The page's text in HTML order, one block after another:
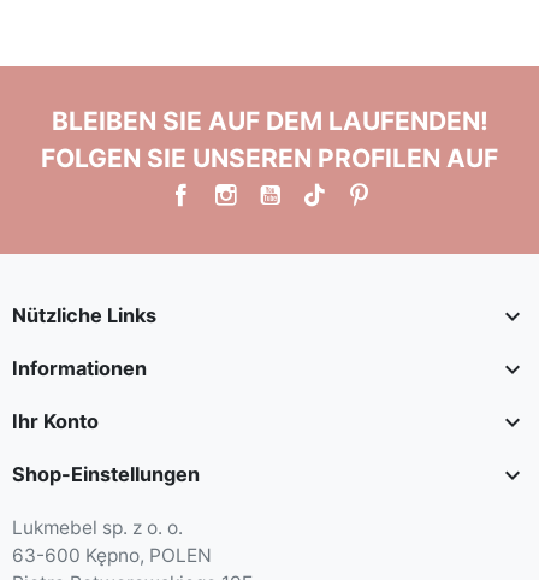
BLEIBEN SIE AUF DEM LAUFENDEN!
FOLGEN SIE UNSEREN PROFILEN AUF
Nützliche Links 
Informationen 
Ihr Konto 
Shop-Einstellungen 
Lukmebel sp. z o. o.
63-600 Kępno, POLEN